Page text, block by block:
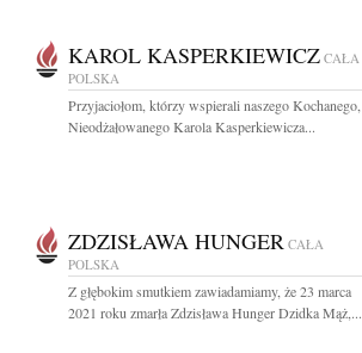
KAROL KASPERKIEWICZ CAŁA
POLSKA
Przyjaciołom, którzy wspierali naszego Kochanego,
Nieodżałowanego Karola Kasperkiewicza...
ZDZISŁAWA HUNGER CAŁA
POLSKA
Z głębokim smutkiem zawiadamiamy, że 23 marca
2021 roku zmarła Zdzisława Hunger Dzidka Mąż,...